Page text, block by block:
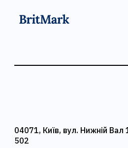
04071, Київ, вул. Нижній Вал
502